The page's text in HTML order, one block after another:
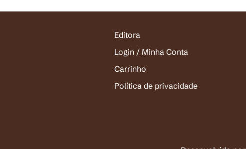
Editora
Login / Minha Conta
Carrinho
Política de privacidade